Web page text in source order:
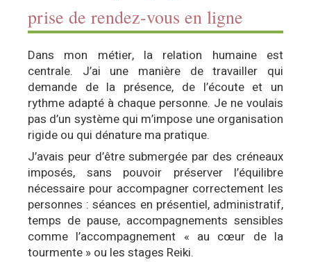
prise de rendez‑vous en ligne
Dans mon métier, la relation humaine est
centrale. J’ai une manière de travailler qui
demande de la présence, de l’écoute et un
rythme adapté à chaque personne. Je ne voulais
pas d’un système qui m’impose une organisation
rigide ou qui dénature ma pratique.
J’avais peur d’être submergée par des créneaux
imposés, sans pouvoir préserver l’équilibre
nécessaire pour accompagner correctement les
personnes : séances en présentiel, administratif,
temps de pause, accompagnements sensibles
comme l’accompagnement « au cœur de la
tourmente » ou les stages Reiki.